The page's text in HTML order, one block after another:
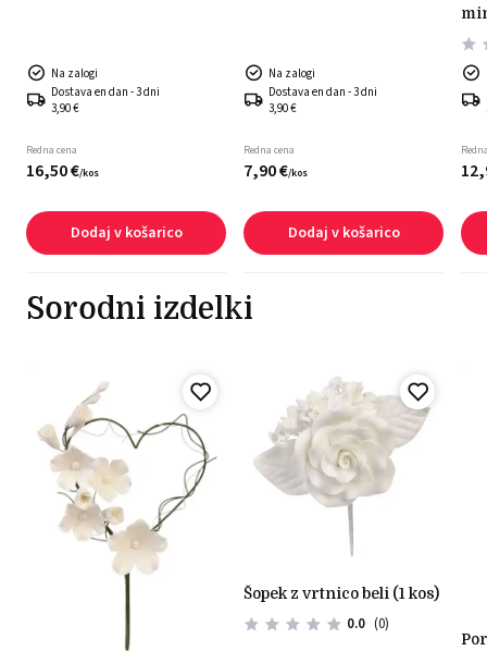
Na zalogi
Dostava en dan - 3 dni
3,90 €
Redna cena
16,50€/kos
Dodaj v košarico
Na zalogi
Dostava en dan - 3 dni
3,90 €
Redna cena
7,90€/kos
Dodaj v košarico
12,
Sorodni izdelki
šopek z vrtnico beli (1 kos)
0.0 (0)
poročni par motiv št.1 (1